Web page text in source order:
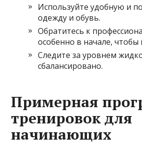
Используйте удобную и
одежду и обувь.
Обратитесь к
особенно в начале,
Следите за уровнем
сбалансировано.
Примерная
тренировок для
начинающих